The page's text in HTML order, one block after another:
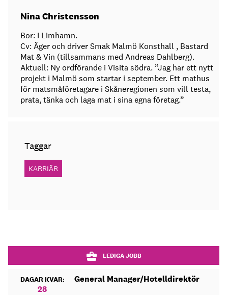
Nina Christensson
Bor: I Limhamn.
Cv: Äger och driver Smak Malmö Konsthall , Bastard
Mat & Vin (tillsammans med Andreas Dahlberg).
Aktuell: Ny ordförande i Visita södra. ”Jag har ett nytt
projekt i Malmö som startar i september. Ett mathus
för matsmåföretagare i Skåneregionen som vill testa,
prata, tänka och laga mat i sina egna företag.”
Taggar
KARRIÄR
LEDIGA JOBB
DAGAR KVAR:
28
General Manager/Hotelldirektör